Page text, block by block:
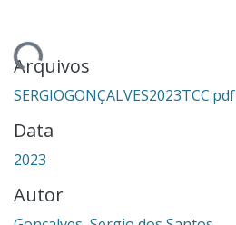
Arquivos
SERGIOGONÇALVES2023TCC.pdf
Data
2023
Autor